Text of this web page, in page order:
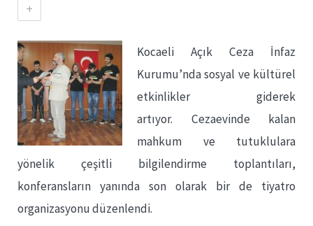
+
Kocaeli Açık Ceza İnfaz
Kurumu’nda sosyal ve kültürel
etkinlikler giderek
artıyor. Cezaevinde kalan
mahkum ve tutuklulara
yönelik çeşitli bilgilendirme toplantıları,
konferansların yanında son olarak bir de tiyatro
organizasyonu düzenlendi.